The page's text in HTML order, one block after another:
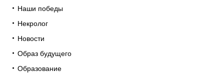
Наши победы
Некролог
Новости
Образ будущего
Образование